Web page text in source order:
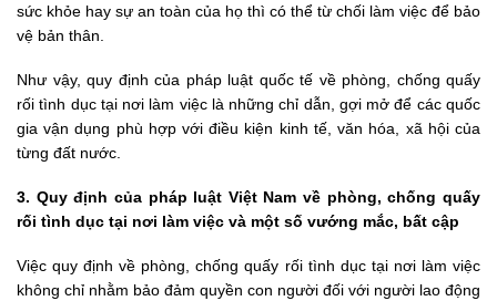
sức khỏe hay sự an toàn của họ thì có thể từ chối làm việc để bảo
vệ bản thân.
Như vậy, quy định của pháp luật quốc tế về phòng, chống quấy
rối tình dục tại nơi làm việc là những chỉ dẫn, gợi mở để các quốc
gia vận dụng phù hợp với điều kiện kinh tế, văn hóa, xã hội của
từng đất nước.
3. Quy định của pháp luật Việt Nam về phòng, chống quấy
rối tình dục tại nơi làm việc và một số vướng mắc, bất cập
Việc quy định về phòng, chống quấy rối tình dục tại nơi làm việc
không chỉ nhằm bảo đảm quyền con người đối với người lao động